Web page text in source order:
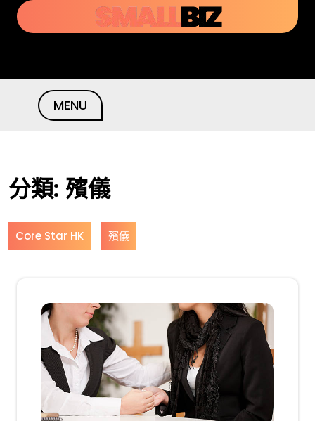
content
MENU
分類: 殯儀
Core Star HK 殯儀